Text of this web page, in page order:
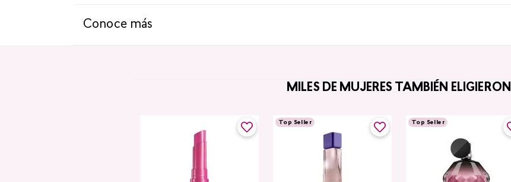
Conoce más
MILES DE MUJERES TAMBIÉN ELIGIERON
Top Seller Top Seller